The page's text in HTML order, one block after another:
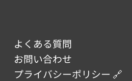
よくある質問
お問い合わせ
プライバシーポリシー 🔗